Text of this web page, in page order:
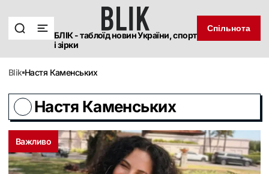
БЛІК - таблоїд новин України, спорт
і зірки
Спільнота
blik Настя Каменських
Настя Каменських
Важливо